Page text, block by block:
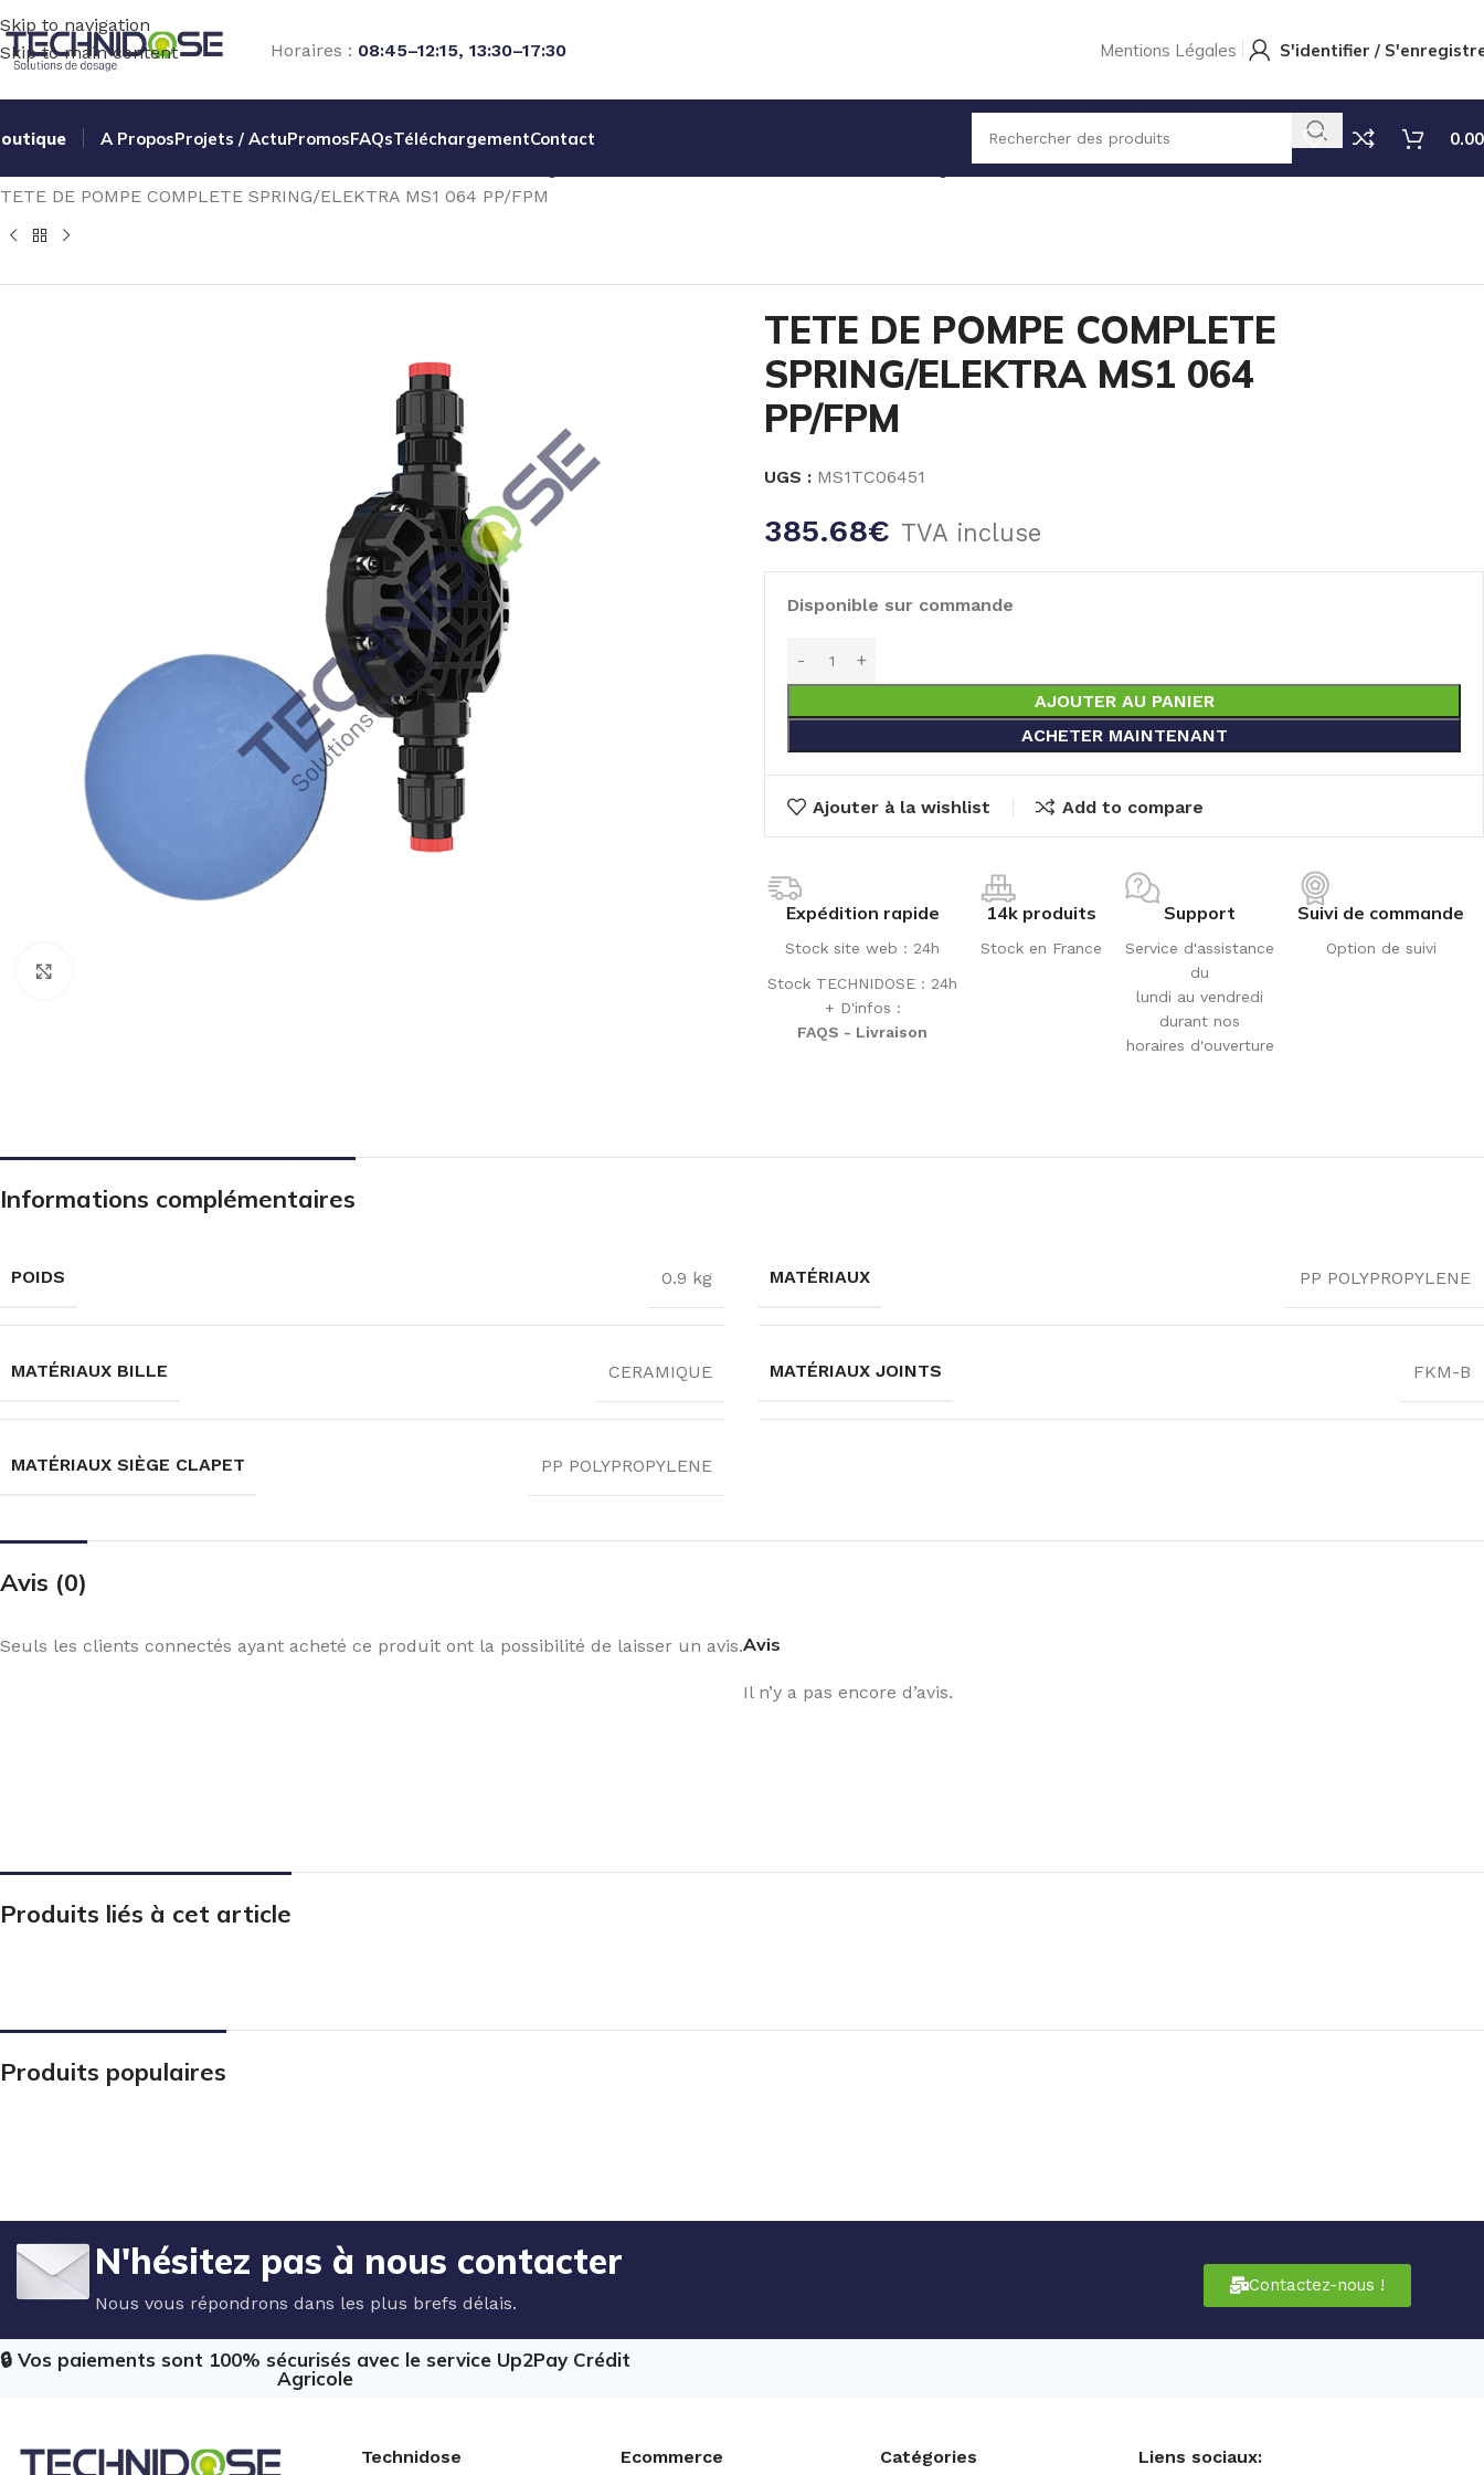
Skip to navigation
Skip to main content
Horaires : 08:45–12:15, 13:30–17:30 Mentions Légales S'identifier /
A ProposProjets / ActuPromosFAQsTéléchargementContact
0.00
PIECES DET POMPES ELECTROMECANIQUES
TETE DE POMPE COMPLETE SPRING/ELEKTRA MS1 064 PP/FPM
TETE DE POMPE COMPLETE
SPRING/ELEKTRA MS1 064
PP/FPM
UGS : MS1TC06451
385.68€ TVA incluse
Disponible sur commande
AJOUTER AU PANIER
ACHETER MAINTENANT
Ajouter à la wishlist Add to compare
Expédition rapide
Stock site web : 24h
Stock TECHNIDOSE : 24h
+ D'infos :
FAQS - Livraison
14k produits
Stock en France
Support
Service d'assistance
du
lundi au vendredi
durant nos
horaires d'ouverture
Suivi de commande
Option de suivi
Informations complémentaires
POIDS 0.9 kg MATÉRIAUX PP POLYPROPYLENE
MATÉRIAUX BILLE CERAMIQUE MATÉRIAUX JOINTS FKM-B
MATÉRIAUX SIÈGE CLAPET PP POLYPROPYLENE
Avis (0)
Avis
Il n’y a pas encore d’avis.
Seuls les clients connectés ayant acheté ce produit ont la possibilité de laisser un avis.
Produits liés à cet article
Produits populaires
N'hésitez pas à nous contacter
Nous vous répondrons dans les plus brefs délais.
Contactez-nous !
🔒 Vos paiements sont 100% sécurisés avec le service Up2Pay Crédit
Agricole
Technidose Ecommerce Catégories Liens sociaux: